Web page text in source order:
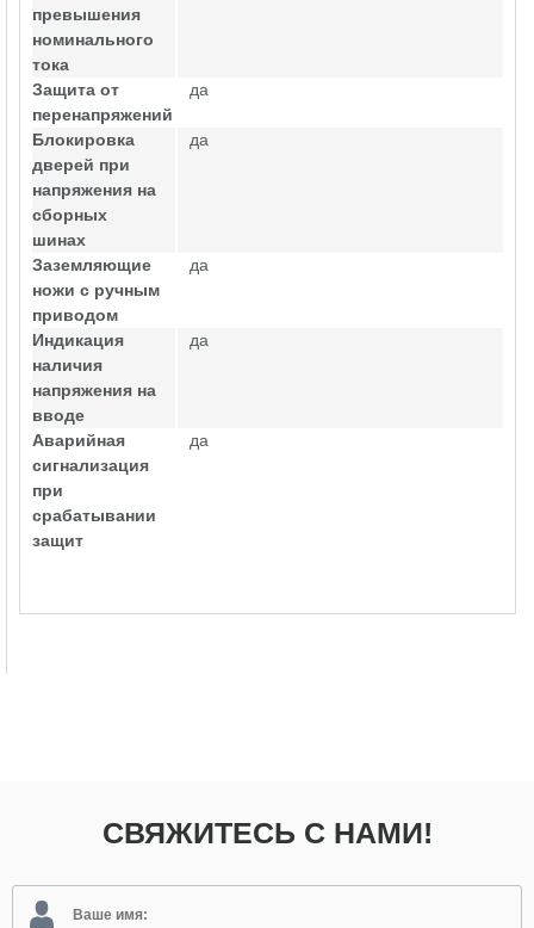
превышения
номинального
тока
Защита от
перенапряжений
да
Блокировка
дверей при
напряжения на
сборных
шинах
да
Заземляющие
ножи с ручным
приводом
да
Индикация
наличия
напряжения на
вводе
да
Аварийная
сигнализация
при
срабатывании
защит
да
СВЯЖИТЕСЬ С НАМИ!